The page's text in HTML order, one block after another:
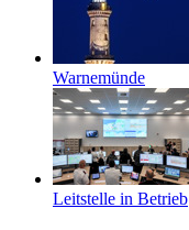
Warnemünde
Leitstelle in Betrieb